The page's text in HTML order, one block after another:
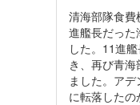
清海部隊食費
進艦長だった
した。11進
き、再び青
ました。ア
に転落したの